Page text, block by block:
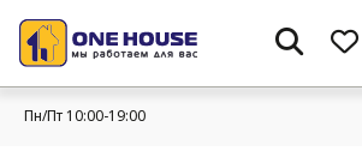
Пн/Пт 10:00-19:00